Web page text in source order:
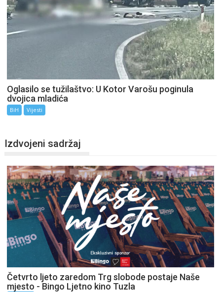
Oglasilo se tužilaštvo: U Kotor Varošu poginula
dvojica mladića
BiH Vijesti
Izdvojeni sadržaj
Četvrto ljeto zaredom Trg slobode postaje Naše
mjesto - Bingo Ljetno kino Tuzla